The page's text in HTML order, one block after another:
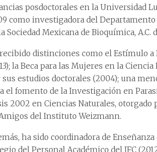
posdoctorales en la Universidad
como investigadora del
Sociedad Mexicana de Bioquímica, A.C.
distinciones como el Estímulo
la Beca para las Mujeres en la
sus estudios doctorales (2004); una
el fomento de la Investigación en
2002 en Ciencias Naturales, otorgado
del Instituto Weizmann.
ha sido coordinadora de
del Personal Académico del IFC